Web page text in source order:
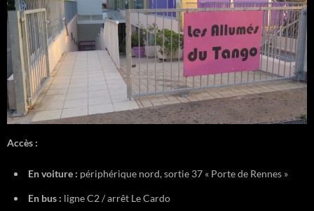
Accès :
En voiture : périphérique nord, sortie 37 « Porte de Rennes »
En bus : ligne C2 / arrêt Le Cardo